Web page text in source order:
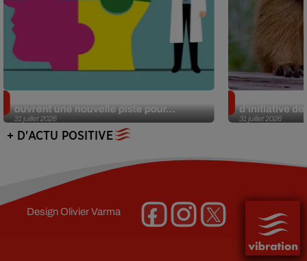
31 juillet 2026
ouvrent une nouvelle piste pour...
31 juillet 2026
d’initiative
+ D'ACTU POSITIVE
DesignOlivier Varma